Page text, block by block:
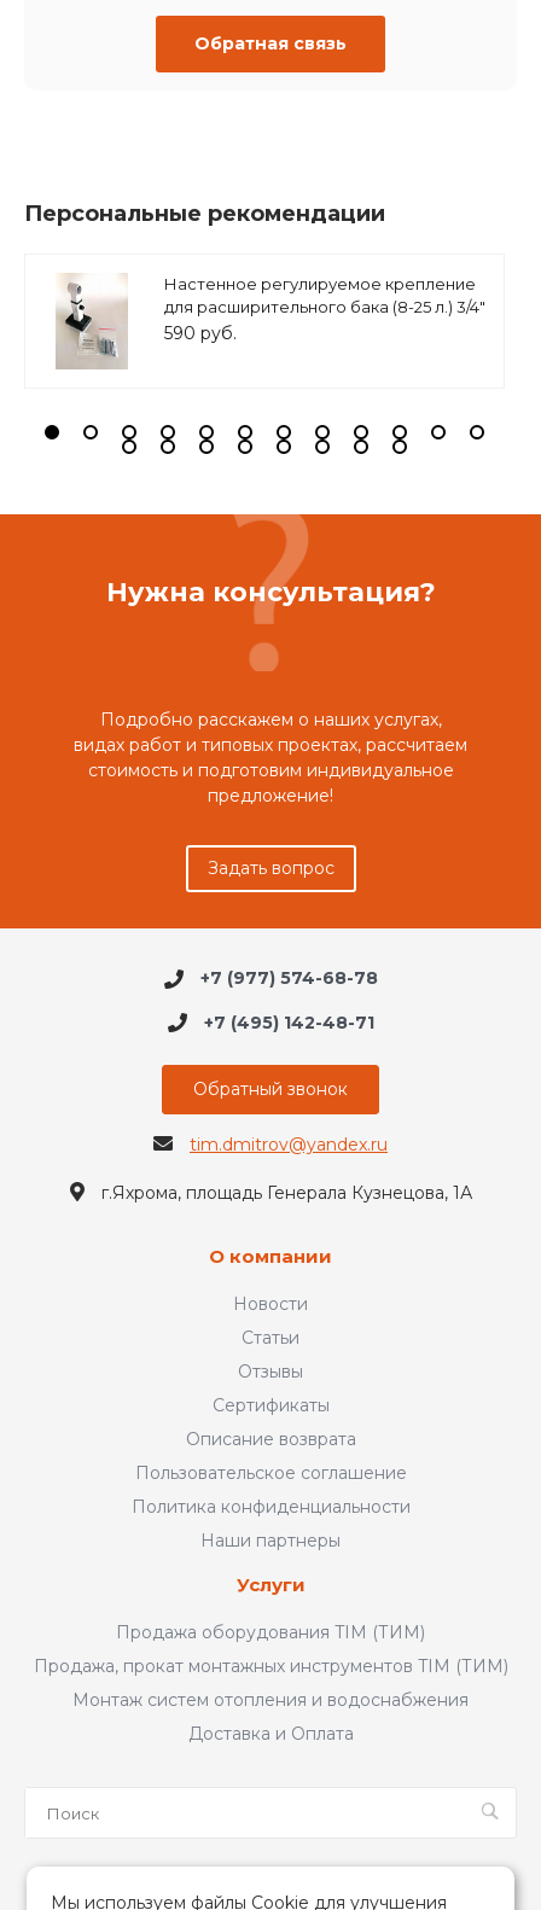
Обратная связь
Персональные рекомендации
Настенное регулируемое крепление
для расширительного бака (8-25 л.) 3/4"
белое, ASKON
590 руб.
Нужна консультация?
Подробно расскажем о наших услугах,
видах работ и типовых проектах, рассчитаем
стоимость и подготовим индивидуальное
предложение!
Задать вопрос
+7 (977) 574-68-78
+7 (495) 142-48-71
Обратный звонок
tim.dmitrov@yandex.ru
г.Яхрома, площадь Генерала Кузнецова, 1А
О компании
Новости
Статьи
Отзывы
Сертификаты
Описание возврата
Пользовательское соглашение
Политика конфиденциальности
Наши партнеры
Услуги
Продажа оборудования TIM (ТИМ)
Продажа, прокат монтажных инструментов TIM (ТИМ)
Монтаж систем отопления и водоснабжения
Доставка и Оплата
Мы используем файлы Cookie для улучшения